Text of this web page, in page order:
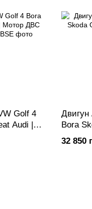
Golf 4
Audi |
Двигун
Bora
Мотор
32 850